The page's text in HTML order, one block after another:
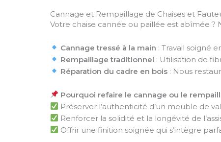
Cannage et Rempaillage de Chaises et
Votre chaise cannée ou paillée est abîmée ?
Cannage tressé à la main : Travail soigné
Rempaillage traditionnel : Utilisation de
Réparation du cadre en bois : Nous
Pourquoi refaire le cannage ou le
Préserver l’authenticité d’un meuble de
Renforcer la solidité et la longévité de
Offrir une finition soignée qui s’intègre